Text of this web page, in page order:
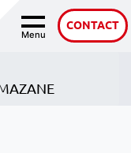
Recherche
MenuNavigation
CONTACT